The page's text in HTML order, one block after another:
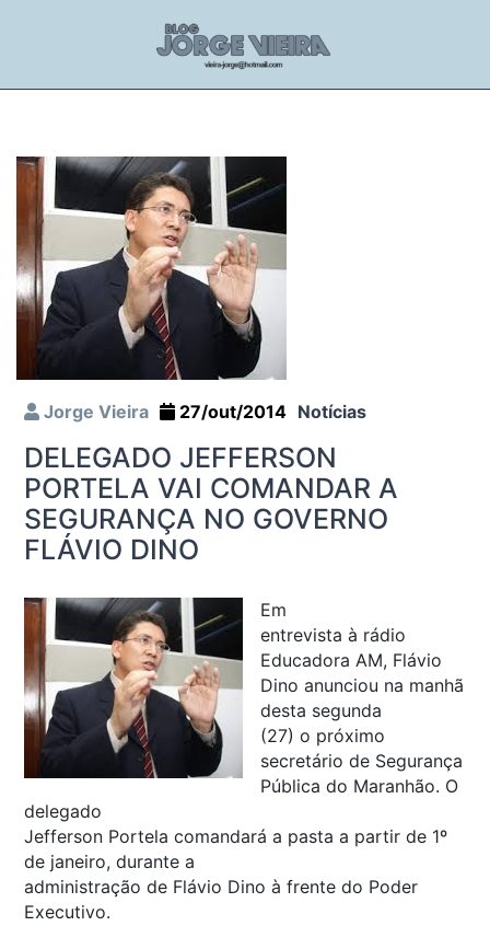
Jorge Vieira 27/out/2014 Notícias
DELEGADO JEFFERSON
PORTELA VAI COMANDAR A
SEGURANÇA NO GOVERNO
FLÁVIO DINO
Em
entrevista à rádio
Educadora AM, Flávio
Dino anunciou na manhã
desta segunda
(27) o próximo
secretário de Segurança
Pública do Maranhão. O
delegado
Jefferson Portela comandará a pasta a partir de 1º
de janeiro, durante a
administração de Flávio Dino à frente do Poder
Executivo.